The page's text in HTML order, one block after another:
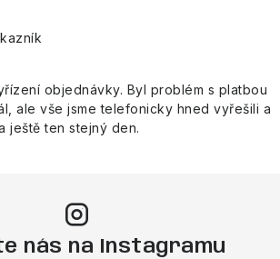
objednávky. Byl problém s platbou
ale vše jsme telefonicky hned vyřešili a
ještě ten stejný den.
nás na Instagramu